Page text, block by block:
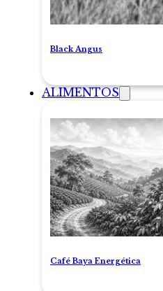
Black Angus
ALIMENTOS
Café Baya Energética